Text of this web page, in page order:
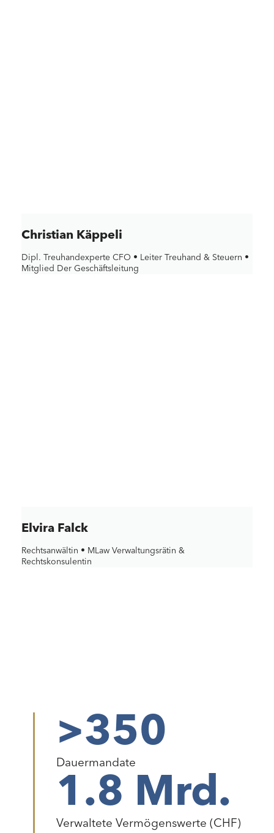
Christian Käppeli
Dipl. Treuhandexperte CFO • Leiter Treuhand & Steuern •
Mitglied Der Geschäftsleitung
Elvira Falck
Rechtsanwältin • MLaw Verwaltungsrätin &
Rechtskonsulentin
Dauermandate
>350
Verwaltete Vermögenswerte (CHF)
1.8 Mrd.